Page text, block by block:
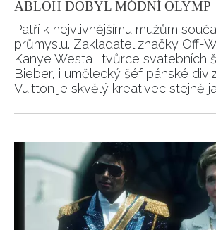
ABLOH DOBYL MÓDNÍ OLYMP
Patří k nejvlivnějšímu mužům
průmyslu. Zakladatel značky Off-
Kanye Westa i tvůrce svatebních
Bieber, i umělecký šéf pánské
Vuitton je skvělý kreativec stejně